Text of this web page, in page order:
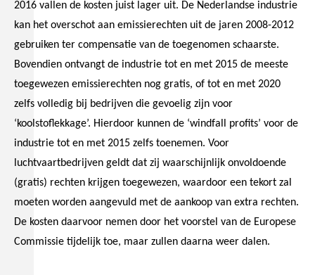
2016 vallen de kosten juist lager uit. De Nederlandse industrie
kan het overschot aan emissierechten uit de jaren 2008-2012
gebruiken ter compensatie van de toegenomen schaarste.
Bovendien ontvangt de industrie tot en met 2015 de meeste
toegewezen emissierechten nog gratis, of tot en met 2020
zelfs volledig bij bedrijven die gevoelig zijn voor
‘koolstoflekkage’. Hierdoor kunnen de ‘windfall profits’ voor de
industrie tot en met 2015 zelfs toenemen. Voor
luchtvaartbedrijven geldt dat zij waarschijnlijk onvoldoende
(gratis) rechten krijgen toegewezen, waardoor een tekort zal
moeten worden aangevuld met de aankoop van extra rechten.
De kosten daarvoor nemen door het voorstel van de Europese
Commissie tijdelijk toe, maar zullen daarna weer dalen.